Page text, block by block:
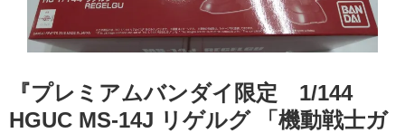
『プレミアムバンダイ限定 1/144 ​
HGUC ​MS-14J ​リゲルグ ​「機動戦士ガ